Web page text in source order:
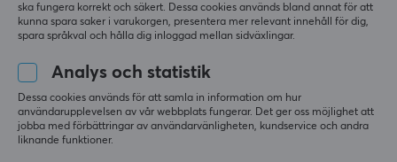
Pläterad kontakt
Guld
Färg
GARANTI
Eva S
Verifierad köpare
Level 5
No-scope Scout
Bästa shopen varorna kommer snabbt och prisvärt
att handla här
Lanberg HDMI till HDMI V2.0 4K 1.8 Meter
i fjol
2 likes
ska fungera korrekt och säkert. Dessa cookies används bland annat för att
kunna spara saker i varukorgen, presentera mer relevant innehåll för dig,
spara språkval och hålla dig inloggad mellan sidväxlingar.
Analys och statistik
Dessa cookies används för att samla in information om hur
användarupplevelsen av vår webbplats fungerar. Det ger oss möjlighet att
jobba med förbättringar av användarvänligheten, kundservice och andra
liknande funktioner.